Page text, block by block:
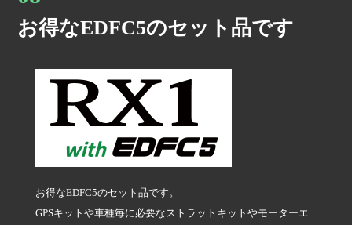
お得なEDFC5のセット品です
お得なEDFC5のセット品です。
GPSキットや車種毎に必要なストラットキットやモーターエ